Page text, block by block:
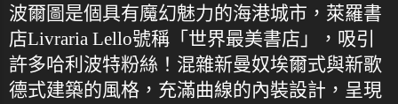
波爾圖是個具有魔幻魅力的海港城市，萊羅書
店Livraria Lello號稱「世界最美書店」，吸引
許多哈利波特粉絲！混雜新曼奴埃爾式與新歌
德式建築的風格，充滿曲線的內裝設計，呈現